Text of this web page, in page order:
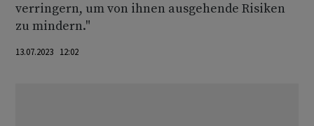
verringern, um von ihnen ausgehende Risiken
zu mindern."
13.07.2023 12:02